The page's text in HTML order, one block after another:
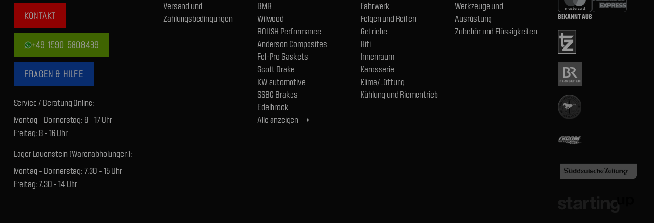
KONTAKT
+49 1590 5808489
FRAGEN & HILFE
Service / Beratung Online:
Montag - Donnerstag: 8 - 17 Uhr
Freitag: 8 - 16 Uhr
Lager Lauenstein (Warenabholungen):
Montag - Donnerstag: 7.30 - 15 Uhr
Freitag: 7.30 - 14 Uhr
Versand und
Zahlungsbedingungen
BMR
Wilwood
ROUSH Performance
Anderson Composites
Fel-Pro Gaskets
Scott Drake
KW automotive
SSBC Brakes
Edelbrock
Alle anzeigentrending_flat
Fahrwerk
Felgen und Reifen
Getriebe
Hifi
Innenraum
Karosserie
Klima/Lüftung
Kühlung und Riementrieb
Werkzeuge und
Ausrüstung
Zubehör und Flüssigkeiten
BEKANNT AUS